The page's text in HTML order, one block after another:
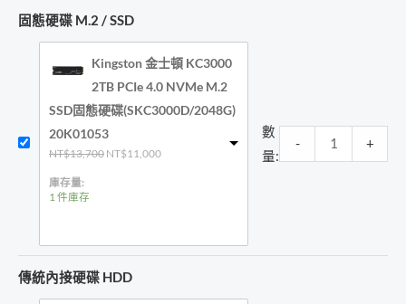
固態硬碟 M.2 / SSD
Kingston 金士頓 KC3000
2TB PCIe 4.0 NVMe M.2
SSD固態硬碟(SKC3000D/2048G)
20K01053
NT$13,700 原
NT$11,000目
庫存量:
1 件庫存
數
量:
- +
傳統內接硬碟 HDD